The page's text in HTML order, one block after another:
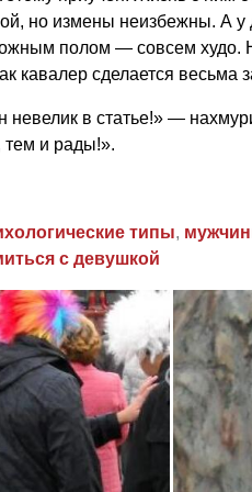
но измены неизбежны. А
полом — совсем худо.
кавалер сделается
невелик в статье!» —
тем и рады!».
типы,
с девушкой